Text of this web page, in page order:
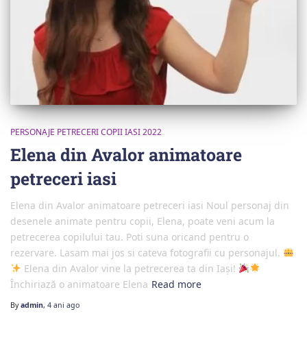
PERSONAJE PETRECERI COPII IASI 2022
Elena din Avalor animatoare
petreceri iasi
Elena din Avalor animatoare petreceri iasi Noul personaj din
desenele animate pentru copii, Elena, poate veni acum la
petrecerea copilului tau. Poti suna oricand pentru o
rezervare. Lasam mai jos si cateva fotografii cu personajul.
Elena din Avalor vine la petrecerea ta din Iași!
Închiriază o animatoare Elena Read more
Byadmin, 4 ani ago